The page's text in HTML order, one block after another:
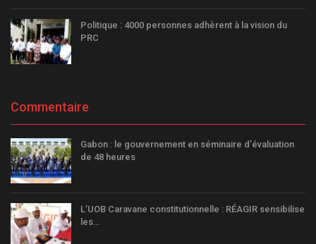
Politique : 4000 personnes adhèrent à la vision du
PRC
Commentaire
Gabon : le gouvernement en séminaire d’évaluation
de 48 heures
L’UOB Caravane constitutionnelle : RÉAGIR sensibilise
les…